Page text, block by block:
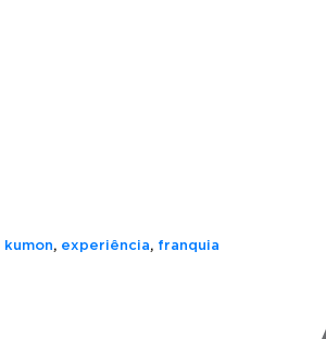
kumon, experiência, franquia